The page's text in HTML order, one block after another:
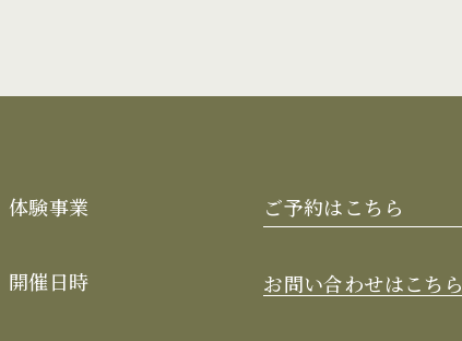
体験事業
開催日時
ご予約はこちら
お問い合わせはこちら